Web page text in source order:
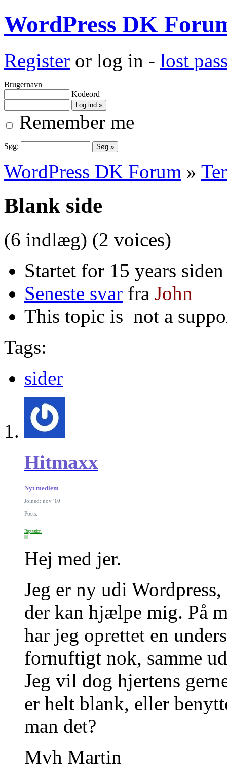
WordPress DK
Register or log in - lost
Brugernavn
Kodeord
Remember me
Søg:
WordPress DK Forum »
Blank side
(6 indlæg) (2 voices)
Startet for 15 years
Seneste svar fra John
This topic is not a
Tags:
sider
Hitmaxx
Nyt medlem
Joined: nov '10
Posts:
Reputation:
Hej med jer.
Jeg er ny udi
der kan hjælpe mig. På
har jeg oprettet en
fornuftigt nok, samme
Jeg vil dog hjertens
er helt blank, eller
man det?
Mvh Martin